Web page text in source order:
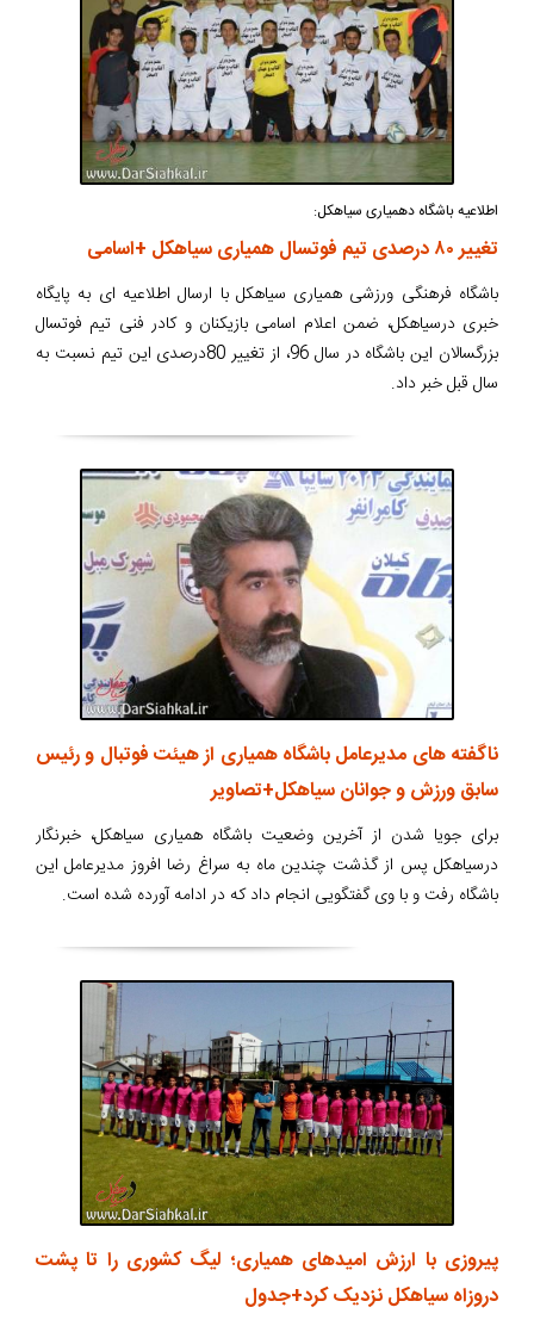
اطلاعیه باشگاه دهمیاری سیاهکل:
تغییر ۸۰ درصدی تیم فوتسال همیاری سیاهکل +اسامی
باشگاه فرهنگی ورزشی همیاری سیاهکل با ارسال اطلاعیه ای به پایگاه
خبری درسیاهکل، ضمن اعلام اسامی بازیکنان و کادر فنی تیم فوتسال
بزرگسالان این باشگاه در سال 96، از تغییر 80درصدی این تیم نسبت به
سال قبل خبر داد.
ناگفته های مدیرعامل باشگاه همیاری از هیئت فوتبال و رئیس
سابق ورزش و جوانان سیاهکل+تصاویر
برای جویا شدن از آخرین وضعیت باشگاه همیاری سیاهکل، خبرنگار
درسیاهکل پس از گذشت چندین ماه به سراغ رضا افروز مدیرعامل این
باشگاه رفت و با وی گفتگویی انجام داد که در ادامه آورده شده است.
پیروزی با ارزش امیدهای همیاری؛ لیگ کشوری را تا پشت
دروزاه سیاهکل نزدیک کرد+جدول